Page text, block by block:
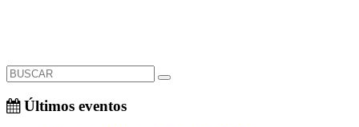
Últimos eventos